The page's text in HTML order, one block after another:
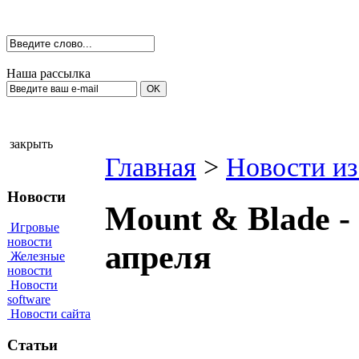
Наша рассылка
закрыть
Новости
Игровые
новости
Железные
новости
Новости
software
Новости сайта
Статьи
Главная > Новости
Mount & Blade -
апреля